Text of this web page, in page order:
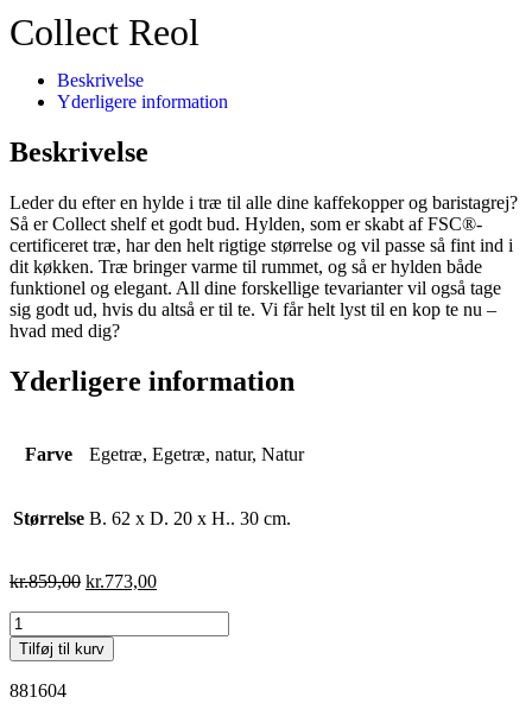
Collect Reol
Beskrivelse
Yderligere information
Beskrivelse
Leder du efter en hylde i træ til alle dine kaffekopper og baristagrej?
Så er Collect shelf et godt bud. Hylden, som er skabt af FSC®-
certificeret træ, har den helt rigtige størrelse og vil passe så fint ind i
dit køkken. Træ bringer varme til rummet, og så er hylden både
funktionel og elegant. All dine forskellige tevarianter vil også tage
sig godt ud, hvis du altså er til te. Vi får helt lyst til en kop te nu –
hvad med dig?
Yderligere information
Farve Egetræ, Egetræ, natur, Natur
Størrelse B. 62 x D. 20 x H.. 30 cm.
kr.859,00 kr.773,00
Tilføj til kurv
881604